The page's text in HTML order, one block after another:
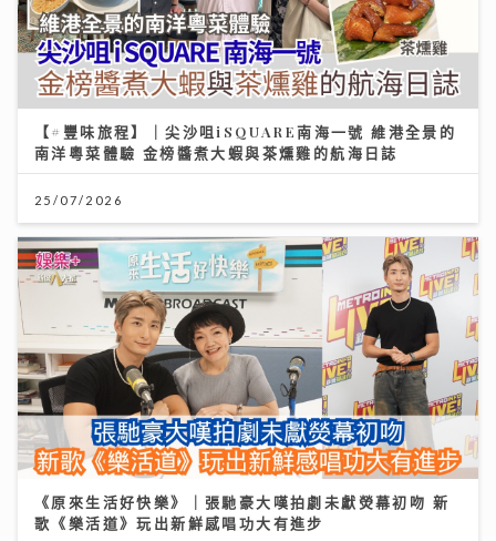
【#豐味旅程】｜尖沙咀iSQUARE南海一號 維港全景的
南洋粵菜體驗 金榜醬煮大蝦與茶燻雞的航海日誌
25/07/2026
《原來生活好快樂》｜張馳豪大嘆拍劇未獻熒幕初吻 新
歌《樂活道》玩出新鮮感唱功大有進步